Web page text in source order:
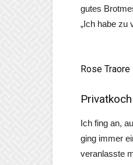
gutes
„Ich habe zu
Rose Traore
Ich fing an,
ging immer
veranlasste